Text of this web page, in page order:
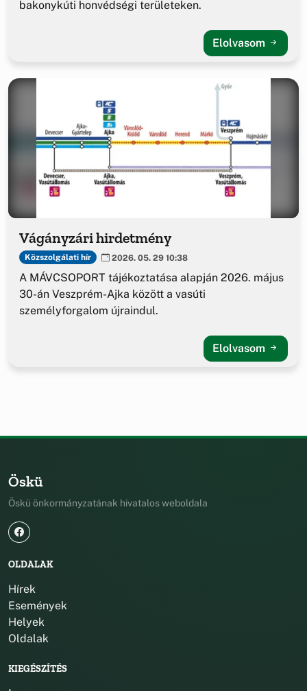
bakonykúti honvédségi területeken.
Elolvasom
Vágányzári hirdetmény
Közszolgálati hír 2026. 05. 29 10:38
A MÁVCSOPORT tájékoztatása alapján 2026. május
30-án Veszprém-Ajka között a vasúti
személyforgalom újraindul.
Elolvasom
Öskü
Öskü önkormányzatának hivatalos weboldala
OLDALAK
Hírek
Események
Helyek
Oldalak
KIEGÉSZÍTÉS